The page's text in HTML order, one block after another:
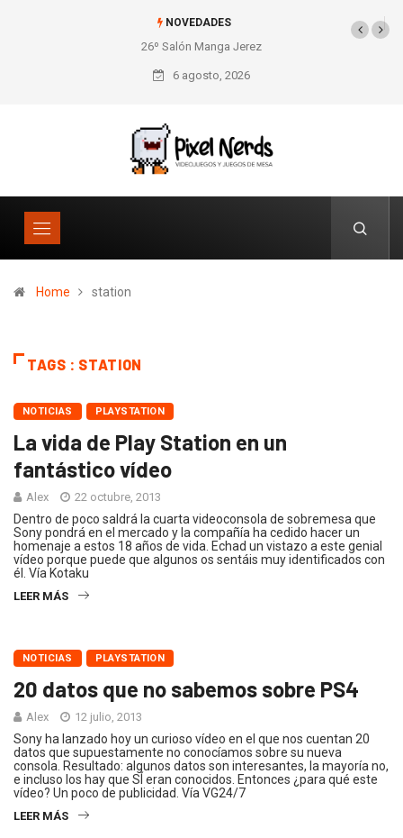
NOVEDADES
26º Salón Manga Jerez SNES Pixel Book para
los amantes de lo retro
6 agosto, 2026
Home station
TAGS : STATION
NOTICIAS PLAYSTATION
La vida de Play Station en un
fantástico vídeo
Alex 22 octubre, 2013
Dentro de poco saldrá la cuarta videoconsola de sobremesa que
Sony pondrá en el mercado y la compañía ha cedido hacer un
homenaje a estos 18 años de vida. Echad un vistazo a este genial
vídeo porque puede que algunos os sentáis muy identificados con
él. Vía Kotaku
LEER MÁS
NOTICIAS PLAYSTATION
20 datos que no sabemos sobre PS4
Alex 12 julio, 2013
Sony ha lanzado hoy un curioso vídeo en el que nos cuentan 20
datos que supuestamente no conocíamos sobre su nueva
consola. Resultado: algunos datos son interesantes, la mayoría no,
e incluso los hay que SÍ eran conocidos. Entonces ¿para qué este
vídeo? Un poco de publicidad. Vía VG24/7
LEER MÁS